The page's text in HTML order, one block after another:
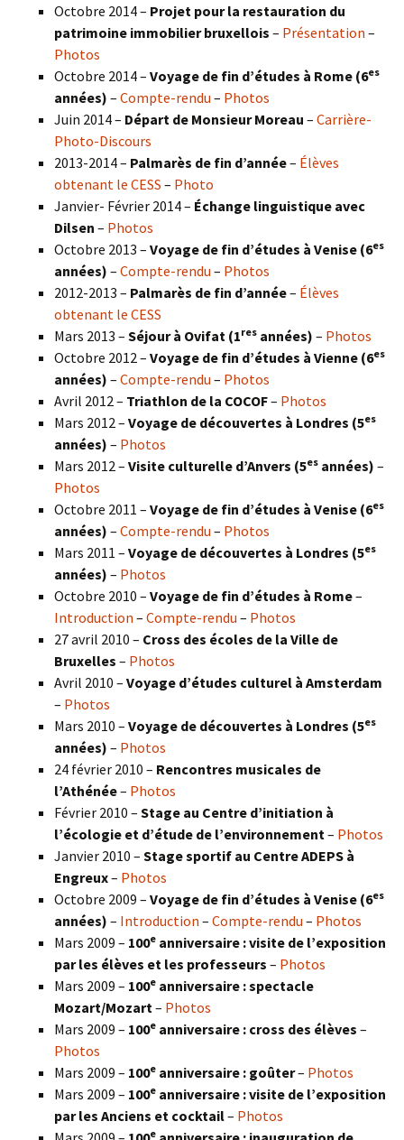
Octobre 2014 – Projet pour la restauration du
patrimoine immobilier bruxellois – Présentation –
Photos
Octobre 2014 – Voyage de fin d’études à Rome (6es
années) – Compte-rendu – Photos
Juin 2014 – Départ de Monsieur Moreau – Carrière-
Photo-Discours
2013-2014 – Palmarès de fin d’année– Élèves
obtenant le CESS – Photo
Janvier- Février 2014 – Échange linguistique avec
Dilsen – Photos
Octobre 2013 – Voyage de fin d’études à Venise (6es
années) – Compte-rendu – Photos
2012-2013 – Palmarès de fin d’année– Élèves
obtenant le CESS
Mars 2013 – Séjour à Ovifat (1res années) – Photos
Octobre 2012 – Voyage de fin d’études à Vienne (6es
années) – Compte-rendu – Photos
Avril 2012 – Triathlon de la COCOF– Photos
Mars 2012 – Voyage de découvertes à Londres (5es
années) – Photos
Mars 2012 – Visite culturelle d’Anvers (5es années) –
Photos
Octobre 2011 – Voyage de fin d’études à Venise (6es
années) – Compte-rendu – Photos
Mars 2011 – Voyage de découvertes à Londres (5es
années) – Photos
Octobre 2010 – Voyage de fin d’études à Rome–
Introduction – Compte-rendu – Photos
27 avril 2010 – Cross des écoles de la Ville de
Bruxelles – Photos
Avril 2010 – Voyage d’études culturel à Amsterdam
– Photos
Mars 2010 – Voyage de découvertes à Londres (5es
années) – Photos
24 février 2010 – Rencontres musicales de
l’Athénée– Photos
Février 2010 – Stage au Centre d’initiation à
l’écologie et d’étude de l’environnement – Photos
Janvier 2010 – Stage sportif au Centre ADEPS à
Engreux– Photos
Octobre 2009 – Voyage de fin d’études à Venise (6es
années) – Introduction – Compte-rendu – Photos
Mars 2009 – 100e anniversaire : visite de l’exposition
par les élèves et les professeurs – Photos
Mars 2009 – 100e anniversaire : spectacle
Mozart/Mozart – Photos
Mars 2009 – 100e anniversaire : cross des élèves –
Photos
Mars 2009 – 100e anniversaire : goûter– Photos
Mars 2009 – 100e anniversaire : visite de l’exposition
par les Anciens et cocktail– Photos
e